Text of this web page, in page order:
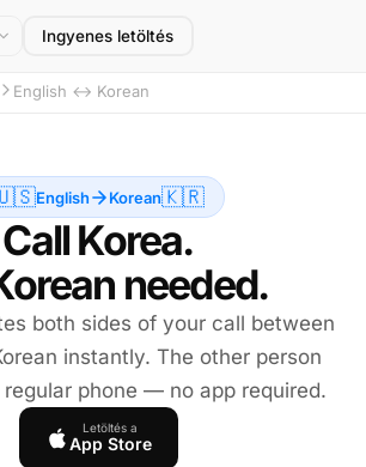
Ingyenes letöltés
English ↔ Korean
English Korean🇰🇷
Call Korea.
needed.
both sides of your call between
instantly. The other person
phone — no app required.
Letöltés a
App Store